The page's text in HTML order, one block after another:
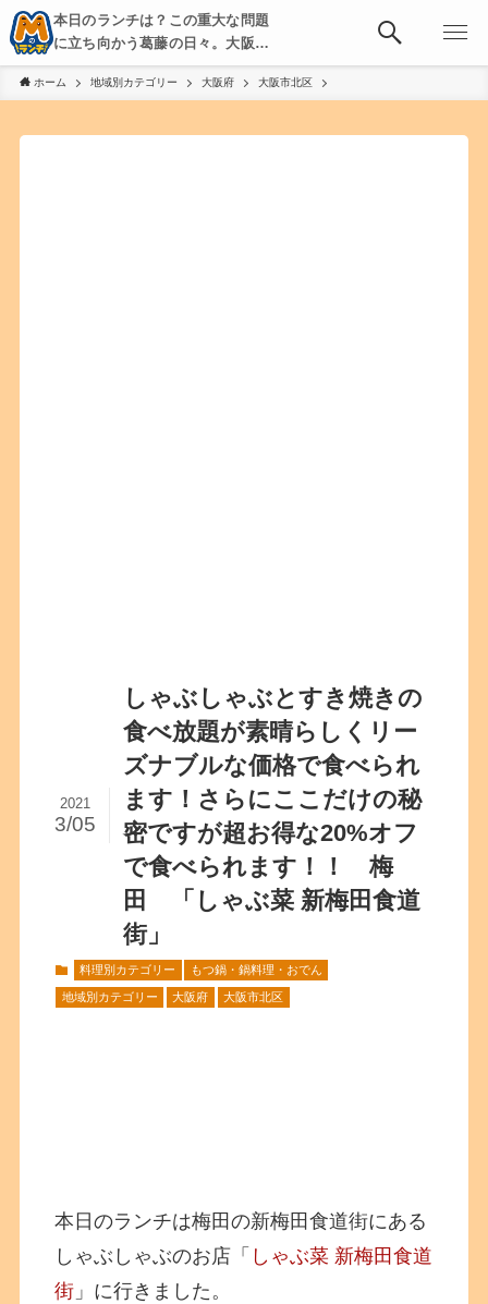
本日のランチは？この重大な問題
に立ち向かう葛藤の日々。大阪・
京都・神戸を中心とした食べ歩
き、飲み歩きを綴る。
ホーム 地域別カテゴリー 大阪府 大阪市北区
しゃぶしゃぶとすき焼きの
食べ放題が素晴らしくリー
ズナブルな価格で食べられ
ます！さらにここだけの秘
密ですが超お得な20%オフ
で食べられます！！ 梅
田 「しゃぶ菜 新梅田食道
街」
2021
3/05
料理別カテゴリー もつ鍋・鍋料理・おでん
地域別カテゴリー 大阪府 大阪市北区
本日のランチは梅田の新梅田食道街にある
しゃぶしゃぶのお店「 しゃぶ菜 新梅田食道
街 」に行きました。